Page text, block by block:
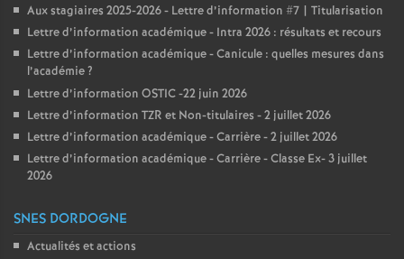
Aux stagiaires 2025-2026 - Lettre d’information #7 | Titularisation
Lettre d’information académique - Intra 2026 : résultats et recours
Lettre d’information académique - Canicule : quelles mesures dans
l’académie?
Lettre d’information OSTIC -22 juin 2026
Lettre d’information TZR et Non-titulaires - 2 juillet 2026
Lettre d’information académique - Carrière - 2 juillet 2026
Lettre d’information académique - Carrière - Classe Ex- 3 juillet
2026
SNES DORDOGNE
Actualités et actions